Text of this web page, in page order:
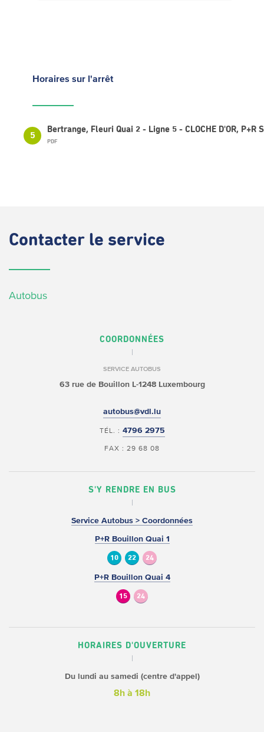
Horaires sur l'arrêt
5
Bertrange, Fleuri Quai 2 - Ligne 5 - CLOCHE D'OR, P+R
PDF
Contacter le service
Autobus
COORDONNÉES
SERVICE AUTOBUS
63 rue de BouillonL-1248 Luxembourg
autobus@vdl.lu
TÉL. : 4796 2975
FAX : 29 68 08
S'Y RENDRE EN BUS
Service Autobus > Coordonnées
P+R Bouillon Quai 1
10 22 24
P+R Bouillon Quai 4
15 24
HORAIRES D'OUVERTURE
Du lundi au samedi (centre d'appel)
8h à 18h